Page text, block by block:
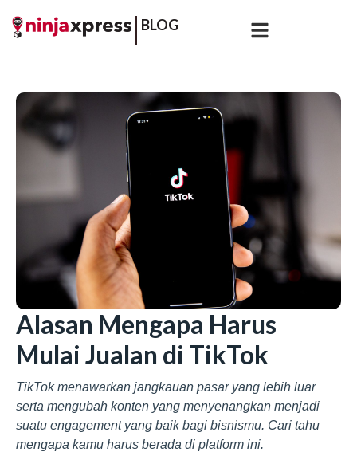
BLOG
Alasan Mengapa Harus
Mulai Jualan di TikTok
TikTok menawarkan jangkauan pasar yang lebih luar
serta mengubah konten yang menyenangkan menjadi
suatu engagement yang baik bagi bisnismu. Cari tahu
mengapa kamu harus berada di platform ini.